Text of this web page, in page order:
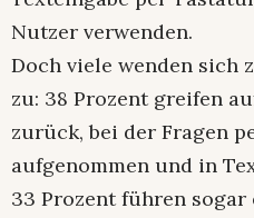
Nutzer verwenden.
Doch viele wenden sich
zu: 38 Prozent greifen
zurück, bei der Fragen
aufgenommen und in
33 Prozent führen